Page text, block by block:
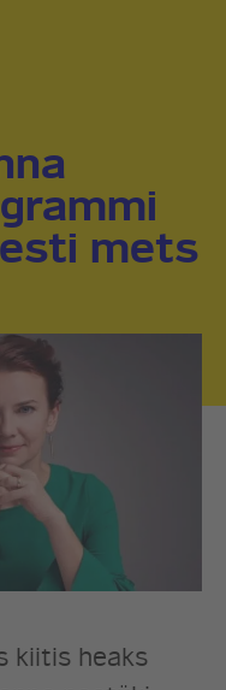
mets
kiitis heaks